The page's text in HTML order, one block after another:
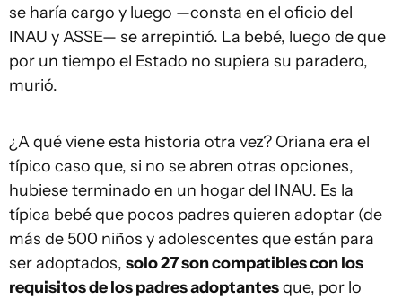
se haría cargo y luego —consta en el oficio del
INAU y ASSE— se arrepintió. La bebé, luego de que
por un tiempo el Estado no supiera su paradero,
murió.
¿A qué viene esta historia otra vez? Oriana era el
típico caso que, si no se abren otras opciones,
hubiese terminado en un hogar del INAU. Es la
típica bebé que pocos padres quieren adoptar (de
más de 500 niños y adolescentes que están para
ser adoptados, solo 27 son compatibles con los
requisitos de los padres adoptantesque, por lo